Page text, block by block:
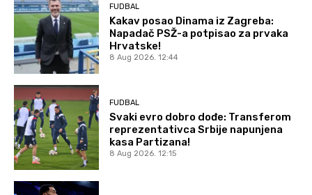
FUDBAL
Kakav posao Dinama iz Zagreba:
Napadač PSŽ-a potpisao za prvaka
Hrvatske!
8 Aug 2026. 12:44
FUDBAL
Svaki evro dobro dođe: Transferom
reprezentativca Srbije napunjena
kasa Partizana!
8 Aug 2026. 12:15